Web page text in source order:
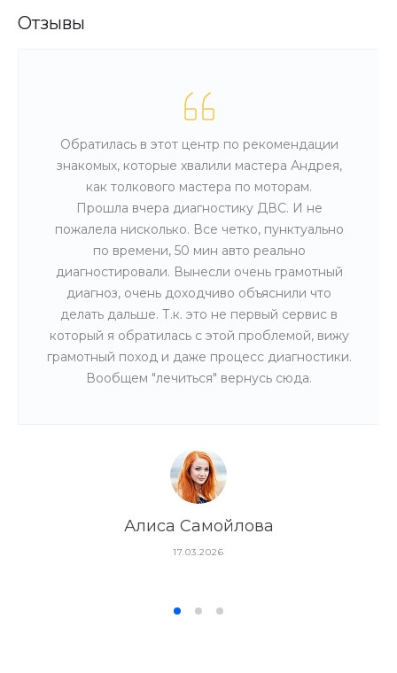
Отзывы
Обратилась в этот центр по рекомендации
знакомых, которые хвалили мастера Андрея,
как толкового мастера по моторам.
Прошла вчера диагностику ДВС. И не
пожалела нисколько. Все четко, пунктуально
по времени, 50 мин авто реально
диагностировали. Вынесли очень грамотный
диагноз, очень доходчиво объяснили что
делать дальше. Т.к. это не первый сервис в
который я обратилась с этой проблемой, вижу
грамотный поход и даже процесс диагностики.
Вообщем "лечиться" вернусь сюда.
Алиса Самойлова
17.03.2026